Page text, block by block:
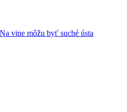
vine môžu byť suché ústa